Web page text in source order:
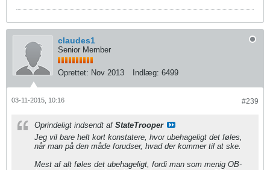
claudes1
Senior Member
Oprettet: Nov 2013 Indlæg: 6499
#239
03-11-2015, 10:16
Oprindeligt indsendt af StateTrooper
Jeg vil bare helt kort konstatere, hvor ubehageligt det føles,
når man på den måde forudser, hvad der kommer til at ske.
Mest af alt føles det ubehageligt, fordi man som menig OB-